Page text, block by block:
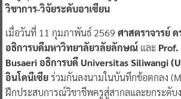
วิชาการ-วิจัยระดับอาเซียน
เมื่อวันที่ 11 กุมภาพันธ์ 2569 ศาสตราจารย์
อธิการบดีมหาวิทยาลัยวลัยลักษณ์ และProf.
Busaeri อธิการบดี Universitas Siliwangi
อินโดนีเซียร่วมกันลงนามในบันทึกข้อตกลง
ฝึกประสบการณ์วิชาชีพครูสู่สากลและยกระดับ